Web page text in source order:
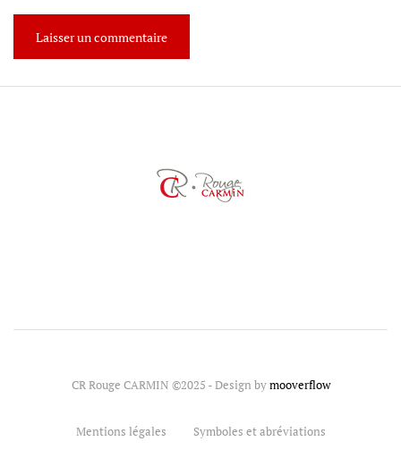
CR Rouge CARMIN ©2025 - Design bymooverflow
Mentions légales Symboles et abréviations